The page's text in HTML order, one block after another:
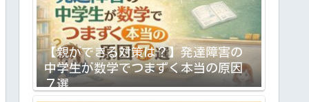
【親ができる対策は？】発達障害の
中学生が数学でつまずく本当の原因
７選